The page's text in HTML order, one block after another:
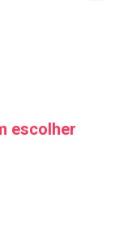
escolher